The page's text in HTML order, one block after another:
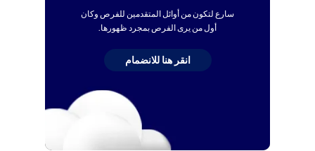
سارع لتكون من أوائل المتقدمين للفرص وكان
أول من يرى الفرص بمجرد ظهورها.
انقر هنا للانضمام